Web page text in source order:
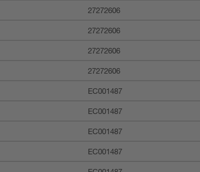
27272606
27272606
27272606
27272606
EC001487
EC001487
EC001487
EC001487